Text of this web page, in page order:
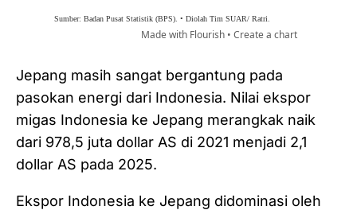
Jepang masih sangat bergantung pada
pasokan energi dari Indonesia. Nilai ekspor
migas Indonesia ke Jepang merangkak naik
dari 978,5 juta dollar AS di 2021 menjadi 2,1
dollar AS pada 2025.
Ekspor Indonesia ke Jepang didominasi oleh